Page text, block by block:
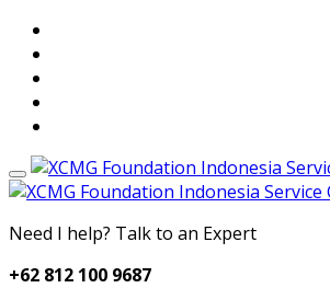
Need I help? Talk to an Expert
+62 812 100 9687